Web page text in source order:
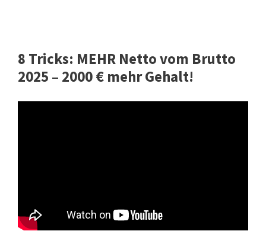
8 Tricks: MEHR Netto vom Brutto
2025 – 2000 € mehr Gehalt!